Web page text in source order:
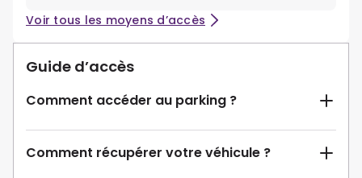
Voir tous les moyens d’accès
Guide d’accès
Comment accéder au parking ?
Comment récupérer votre véhicule ?